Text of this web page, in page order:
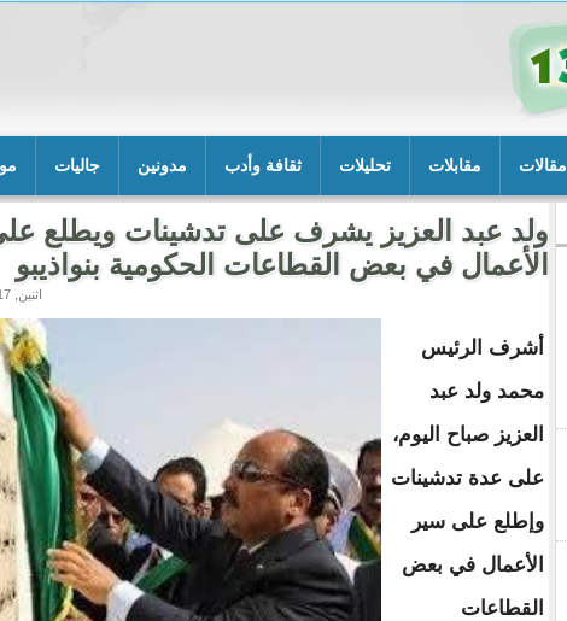
مقالات مقابلات تحليلات ثقافة وأدب مدونين جاليات
ولد عبد العزيز يشرف على تدشينات ويطلع
الأعمال في بعض القطاعات الحكومية بنواذيبو
اثنين, 2017-04-24 14:00
أشرف الرئيس
محمد ولد عبد
العزيز صباح اليوم،
على عدة تدشينات
وإطلع على سير
الأعمال في بعض
القطاعات